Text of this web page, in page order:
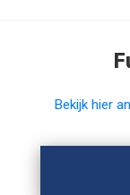
Bekijk hier